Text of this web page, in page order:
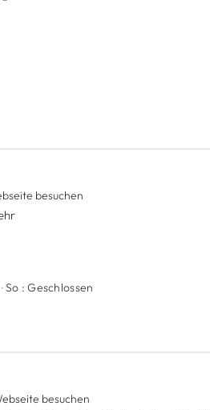
besuchen
·So : Geschlossen
besuchen